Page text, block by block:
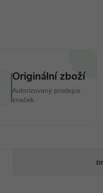
Originální zboží
Autorizovaný prodejce
značek